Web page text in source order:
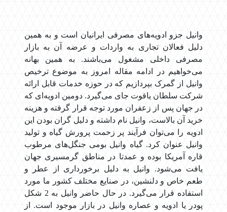
وانیل جزو ادویه‌های مصرفی ایرانیان است و به همین
دلیل فعالان تجاری به واردات و عرضه آن به بازار
مصرفی داخلی مشغول می‌باشند. به همین بهانه
می‌خواهیم در ادامه مقاله امروز به موضوع ترخیص
وانیل از گمرک بپردازیم که در حوزه خدمات قابل ارائه
شرکت سلطان یاقوت جای می‌گیرد. دومین ادویه‌ای که
در جهان پس از زعفران مورد توجه قرار گرفته و هزینه
خرید آن بالاست، وانیل نام داشته و دلیل گران بودن این
ادویه را می‌توان فرآیند پر زحمت پرورش گیاه و تولید
وانیل عنوان کرد. گیاه وانیل بومی جنگل‌های مرطوب
قاره آمریکا بوده و عمدتا در مناطق گرمسیری جهان
یافت می‌شود. وانیل به دلیل برخورداری از عطر و
طعم خاص و دلنشین، در صنایع مختلف کشور ما مورد
استفاده قرار می‌گیرد. در حال حاضر وانیل به 2 شکل
پودر یا ادویه و عصاره وانیل در بازار موجود است. از